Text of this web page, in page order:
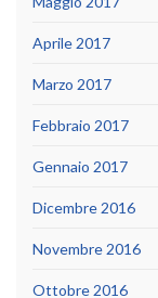
Aprile 2017
Marzo 2017
Febbraio 2017
Gennaio 2017
Dicembre 2016
Novembre 2016
Ottobre 2016